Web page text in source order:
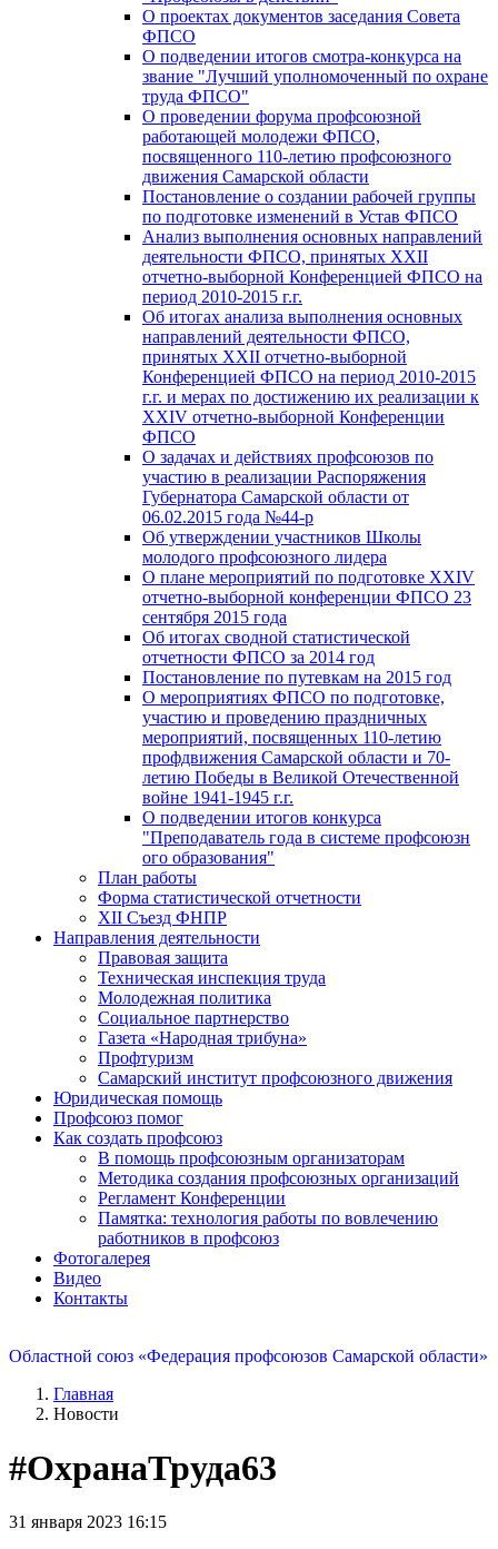
О проектах документов заседания Совета
ФПСО
О подведении итогов смотра-конкурса на
звание "Лучший уполномоченный по охране
труда ФПСО"
О проведении форума профсоюзной
работающей молодежи ФПСО,
посвященного 110-летию профсоюзного
движения Самарской области
Постановление о создании рабочей группы
по подготовке изменений в Устав ФПСО
Анализ выполнения основных направлений
деятельности ФПСО, принятых XXII
отчетно-выборной Конференцией ФПСО на
период 2010-2015 г.г.
Об итогах анализа выполнения основных
направлений деятельности ФПСО,
принятых XXII отчетно-выборной
Конференцией ФПСО на период 2010-2015
г.г. и мерах по достижению их реализации к
XXIV отчетно-выборной Конференции
ФПСО
О задачах и действиях профсоюзов по
участию в реализации Распоряжения
Губернатора Самарской области от
06.02.2015 года №44-р
Об утверждении участников Школы
молодого профсоюзного лидера
О плане мероприятий по подготовке XXIV
отчетно-выборной конференции ФПСО 23
сентября 2015 года
Об итогах сводной статистической
отчетности ФПСО за 2014 год
Постановление по путевкам на 2015 год
О мероприятиях ФПСО по подготовке,
участию и проведению праздничных
мероприятий, посвященных 110-летию
профдвижения Самарской области и 70-
летию Победы в Великой Отечественной
войне 1941-1945 г.г.
О подведении итогов конкурса
"Преподаватель года в системе профсоюзн
ого образования"
План работы
Форма статистической отчетности
XII Съезд ФНПР
Направления деятельности
Правовая защита
Техническая инспекция труда
Молодежная политика
Социальное партнерство
Газета «Народная трибуна»
Профтуризм
Самарский институт профсоюзного движения
Юридическая помощь
Профсоюз помог
Как создать профсоюз
В помощь профсоюзным организаторам
Методика создания профсоюзных организаций
Регламент Конференции
Памятка: технология работы по вовлечению
работников в профсоюз
Фотогалерея
Видео
Контакты
Областной союз «Федерация профсоюзов Самарской области»
Главная
Новости
#ОхранаТруда63
31 января 2023 16:15